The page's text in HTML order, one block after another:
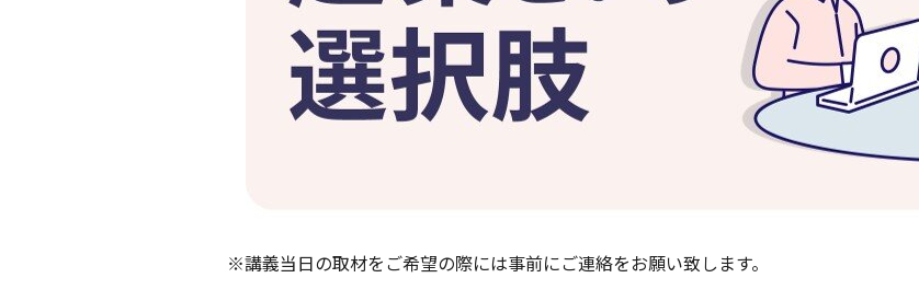
※講義当日の取材をご希望の際には事前にご連絡をお願い致します。